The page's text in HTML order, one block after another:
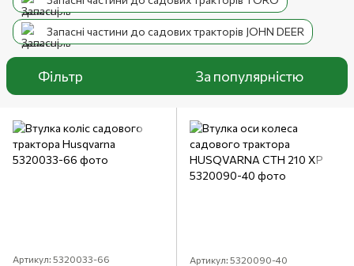
Запасні частини до садових тракторів JOHN DEER
Фільтр За популярністю
Артикул: 5320033-66 Артикул: 5320090-40